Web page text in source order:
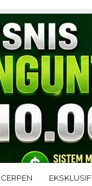
CERPEN EKSKLUSIF